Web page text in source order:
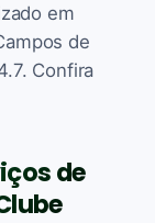
em
de
Confira
de